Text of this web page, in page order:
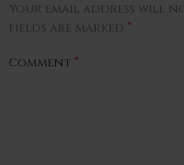
Your email address will
fields are marked *
Comment *